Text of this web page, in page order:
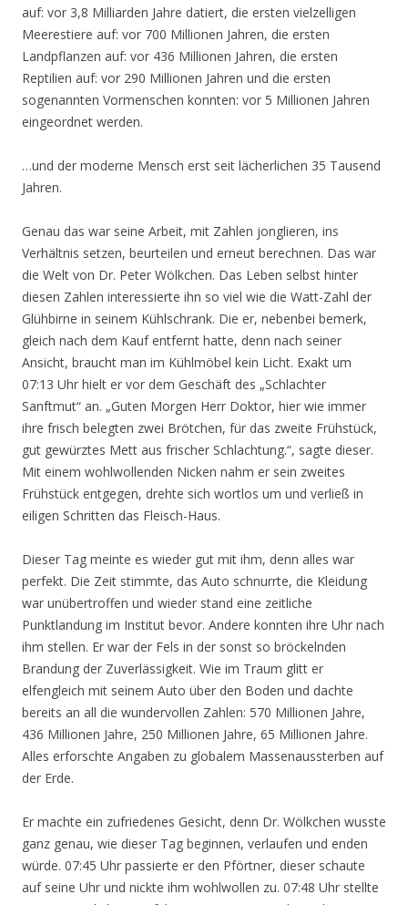
auf: vor 3,8 Milliarden Jahre datiert, die ersten vielzelligen
Meerestiere auf: vor 700 Millionen Jahren, die ersten
Landpflanzen auf: vor 436 Millionen Jahren, die ersten
Reptilien auf: vor 290 Millionen Jahren und die ersten
sogenannten Vormenschen konnten: vor 5 Millionen Jahren
eingeordnet werden.
…und der moderne Mensch erst seit lächerlichen 35 Tausend
Jahren.
Genau das war seine Arbeit, mit Zahlen jonglieren, ins
Verhältnis setzen, beurteilen und erneut berechnen. Das war
die Welt von Dr. Peter Wölkchen. Das Leben selbst hinter
diesen Zahlen interessierte ihn so viel wie die Watt-Zahl der
Glühbirne in seinem Kühlschrank. Die er, nebenbei bemerk,
gleich nach dem Kauf entfernt hatte, denn nach seiner
Ansicht, braucht man im Kühlmöbel kein Licht. Exakt um
07:13 Uhr hielt er vor dem Geschäft des „Schlachter
Sanftmut“ an. „Guten Morgen Herr Doktor, hier wie immer
ihre frisch belegten zwei Brötchen, für das zweite Frühstück,
gut gewürztes Mett aus frischer Schlachtung.“, sagte dieser.
Mit einem wohlwollenden Nicken nahm er sein zweites
Frühstück entgegen, drehte sich wortlos um und verließ in
eiligen Schritten das Fleisch-Haus.
Dieser Tag meinte es wieder gut mit ihm, denn alles war
perfekt. Die Zeit stimmte, das Auto schnurrte, die Kleidung
war unübertroffen und wieder stand eine zeitliche
Punktlandung im Institut bevor. Andere konnten ihre Uhr nach
ihm stellen. Er war der Fels in der sonst so bröckelnden
Brandung der Zuverlässigkeit. Wie im Traum glitt er
elfengleich mit seinem Auto über den Boden und dachte
bereits an all die wundervollen Zahlen: 570 Millionen Jahre,
436 Millionen Jahre, 250 Millionen Jahre, 65 Millionen Jahre.
Alles erforschte Angaben zu globalem Massenaussterben auf
der Erde.
Er machte ein zufriedenes Gesicht, denn Dr. Wölkchen wusste
ganz genau, wie dieser Tag beginnen, verlaufen und enden
würde. 07:45 Uhr passierte er den Pförtner, dieser schaute
auf seine Uhr und nickte ihm wohlwollen zu. 07:48 Uhr stellte